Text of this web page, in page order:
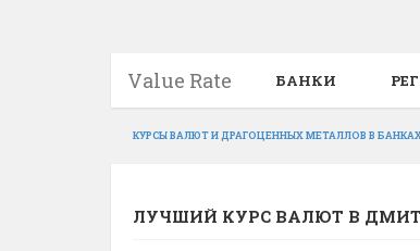
Value Rate БАНКИ
КУРСЫ ВАЛЮТ И ДРАГОЦЕННЫХ МЕТАЛЛОВ В
ЛУЧШИЙ КУРС ВАЛЮТ В